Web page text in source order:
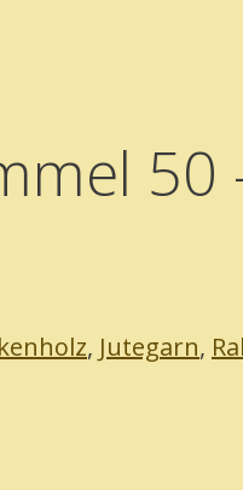
50
, Jutegarn,